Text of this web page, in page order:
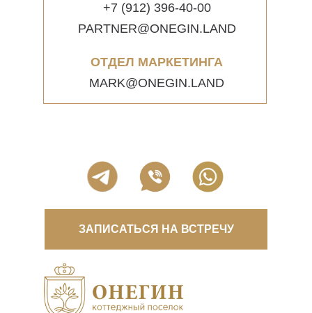
PARTNER@ONEGIN.LAND
+7 (912) 396-40-00
ОТДЕЛ МАРКЕТИНГА
MARK@ONEGIN.LAND
ЗАПИСАТЬСЯ НА ВСТРЕЧУ